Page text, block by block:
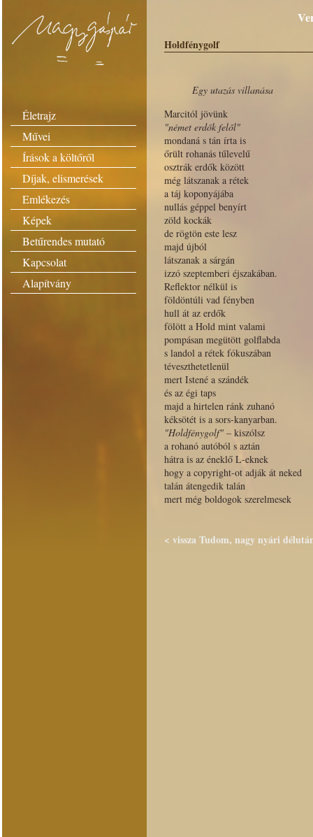
Életrajz
Művei
Írások a költőről
Díjak, elismerések
Emlékezés
Képek
Betűrendes mutató
Kapcsolat
Alapítvány
Holdfénygolf
Egy utazás villanása
Marcitól jövünk
"német erdők felől"
mondaná s tán írta is
őrült rohanás tűlevelű
osztrák erdők között
még látszanak a rétek
a táj koponyájába
nullás géppel benyírt
zöld kockák
de rögtön este lesz
majd újból
látszanak a sárgán
izzó szeptemberi éjszakában.
Reflektor nélkül is
földöntúli vad fényben
hull át az erdők
fölött a Hold mint valami
pompásan megütött golflabda
s landol a rétek fókuszában
téveszthetetlenül
mert Istené a szándék
és az égi taps
majd a hirtelen ránk zuhanó
kéksötét is a sors-kanyarban.
"Holdfénygolf" – kiszólsz
a rohanó autóból s aztán
hátra is az éneklő L-eknek
hogy a copyright-ot adják át neked
talán átengedik talán
mert még boldogok szerelmesek
< vissza Tudom, nagy nyári